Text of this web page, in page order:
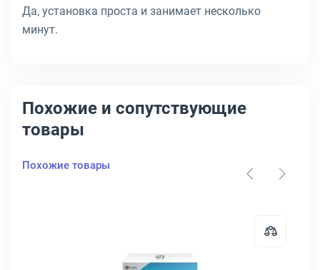
Да, установка проста и занимает несколько
минут.
Похожие и сопутствующие
товары
Похожие товары